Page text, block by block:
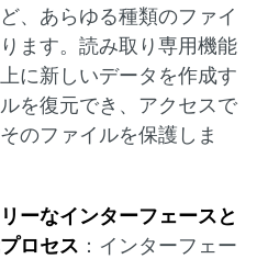
、あらゆる種類のファイ
ます。読み取り専用機能
に新しいデータを作成す
を復元でき、アクセスで
のファイルを保護しま
ーなインターフェースと
ロセス ：インターフェー